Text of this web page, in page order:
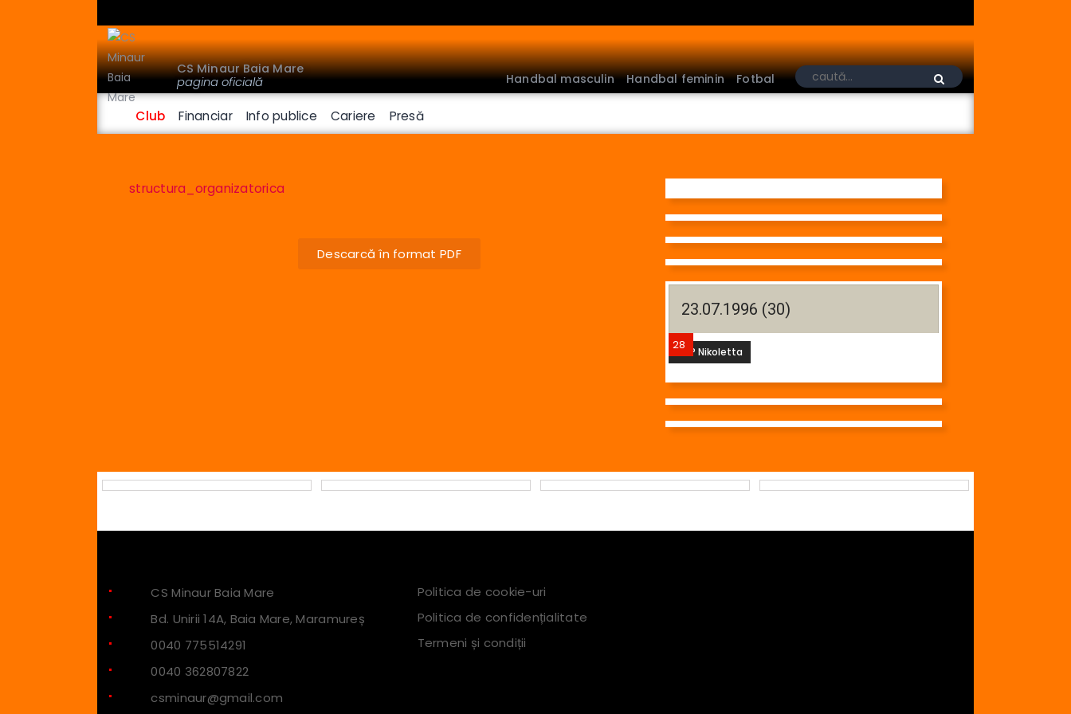
CS Minaur Baia Mare
pagina oficială
Handbal masculin Handbal feminin Fotbal
Club Financiar Info publice Cariere Presă
Handbal feminin
Fotbal
structura_organizatorica
Descarcă în format PDF
23.07.1996 (30)
28
PAPP Nikoletta
CS Minaur Baia Mare
Bd. Unirii 14A, Baia Mare, Maramureș
0040 775514291
0040 362807822
csminaur@gmail.com
Politica de cookie-uri
Politica de confidențialitate
Termeni și condiții